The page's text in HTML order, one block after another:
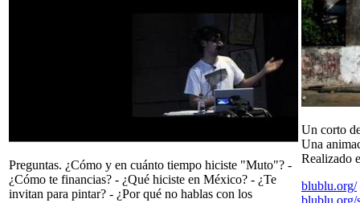
Preguntas. ¿Cómo y en cuánto tiempo hiciste "Muto"? -
¿Cómo te financias? - ¿Qué hiciste en México? - ¿Te
invitan para pintar? - ¿Por qué no hablas con los
Un corto
Una
Realizado
blublu.org/